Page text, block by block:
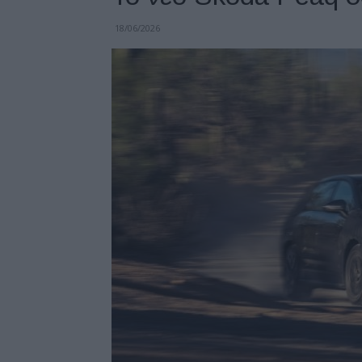
18/06/2026